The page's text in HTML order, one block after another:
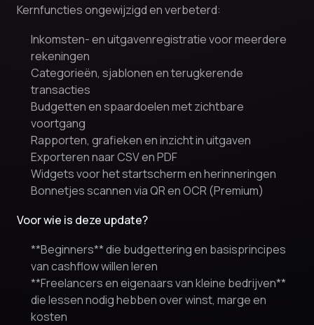
Kernfuncties ongewijzigd en verbeterd:
Inkomsten- en uitgavenregistratie voor meerdere
rekeningen
Categorieën, sjablonen en terugkerende
transacties
Budgetten en spaardoelen met zichtbare
voortgang
Rapporten, grafieken en inzicht in uitgaven
Exporteren naar CSV en PDF
Widgets voor het startscherm en herinneringen
Bonnetjes scannen via QR en OCR (Premium)
Voor wie is deze update?
**Beginners** die budgettering en basisprincipes
van cashflow willen leren
**Freelancers en eigenaars van kleine bedrijven**
die lessen nodig hebben over winst, marge en
kosten